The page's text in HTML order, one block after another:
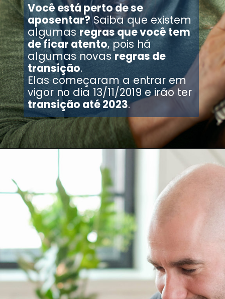
Você está perto de se
aposentar?Saiba que existem
algumas regras que você tem
de ficar atento, pois há
algumas novasregras de
transição.
Elas começaram a entrar em
vigor no dia 13/11/2019 e irão ter
transição até 2023.